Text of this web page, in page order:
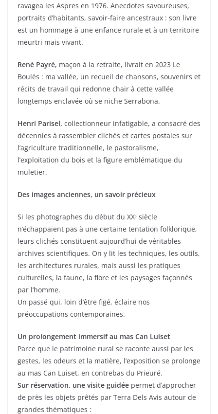
ravagea les Aspres en 1976. Anecdotes savoureuses,
portraits d’habitants, savoir-faire ancestraux : son livre
est un hommage à une enfance rurale et à un territoire
meurtri mais vivant.
René Payré, maçon à la retraite, livrait en 2023 Le
Boulès : ma vallée, un recueil de chansons, souvenirs et
récits de travail qui redonne chair à cette vallée
longtemps enclavée où se niche Serrabona.
Henri Parisel, collectionneur infatigable, a consacré des
décennies à rassembler clichés et cartes postales sur
l’agriculture traditionnelle, le pastoralisme,
l’exploitation du bois et la figure emblématique du
muletier.
Des images anciennes, un savoir précieux
Si les photographes du début du XXᵉ siècle
n’échappaient pas à une certaine tentation folklorique,
leurs clichés constituent aujourd’hui de véritables
archives scientifiques. On y lit les techniques, les outils,
les architectures rurales, mais aussi les pratiques
culturelles, la faune, la flore et les paysages façonnés
par l’homme.
Un passé qui, loin d’être figé, éclaire nos
préoccupations contemporaines.
Un prolongement immersif au mas Can Luiset
Parce que le patrimoine rural se raconte aussi par les
gestes, les odeurs et la matière, l’exposition se prolonge
au mas Can Luiset, en contrebas du Prieuré.
Sur réservation, une visite guidée permet d’approcher
de près les objets prêtés par Terra Dels Avis autour de
grandes thématiques :